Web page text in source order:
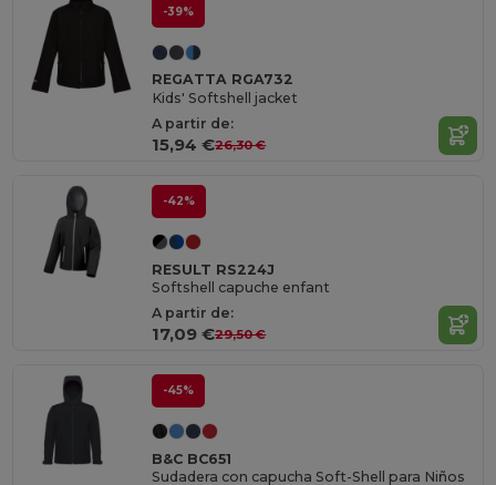
-39%
REGATTA RGA732
Kids' Softshell jacket
A partir de:
15,94 €26,30 €
-42%
RESULT RS224J
Softshell capuche enfant
A partir de:
17,09 €29,50 €
-45%
B&C BC651
Sudadera con capucha Soft-Shell para Niños